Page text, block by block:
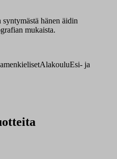
hänen äidin
mukaista.
AlakouluEsi- ja